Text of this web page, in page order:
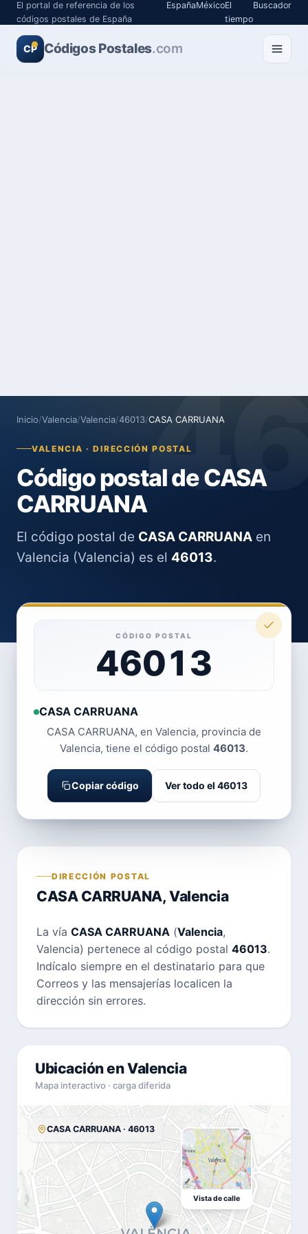
El portal de referencia de los
códigos postales de España
EspañaMéxicoEl
tiempo
Buscador
CP Códigos Postales.com
Inicio/Valencia/Valencia/46013/CASA CARRUANA
VALENCIA · DIRECCIÓN POSTAL
Código postal de CASA
CARRUANA
El código postal de CASA CARRUANA en
Valencia (Valencia) es el 46013.
CÓDIGO POSTAL
46013
CASA CARRUANA
CASA CARRUANA, en Valencia, provincia de
Valencia, tiene el código postal 46013.
Copiar código Ver todo el 46013
DIRECCIÓN POSTAL
CASA CARRUANA, Valencia
La vía CASA CARRUANA (Valencia,
Valencia) pertenece al código postal 46013.
Indícalo siempre en el destinatario para que
Correos y las mensajerías localicen la
dirección sin errores.
Ubicación en Valencia
Mapa interactivo · carga diferida
CASA CARRUANA · 46013
Vista de calle